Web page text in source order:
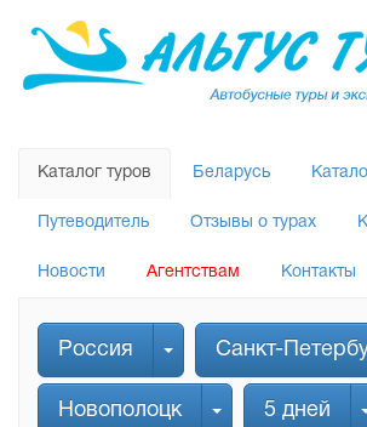
Каталог туров Беларусь
Путеводитель Отзывы о турах
Новости Агентствам Контакты
Россия Санкт-
Новополоцк 5 дней